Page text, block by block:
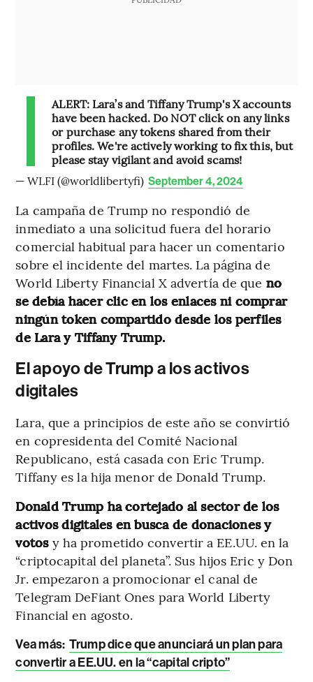
ALERT: Lara’s and Tiffany Trump's X accounts
have been hacked. Do NOT click on any links
or purchase any tokens shared from their
profiles. We're actively working to fix this, but
please stay vigilant and avoid scams!
— WLFI (@worldlibertyfi) September 4, 2024
La campaña de Trump no respondió de
inmediato a una solicitud fuera del horario
comercial habitual para hacer un comentario
sobre el incidente del martes. La página de
World Liberty Financial X advertía de que no
se debía hacer clic en los enlaces ni comprar
ningún token compartido desde los perfiles
de Lara y Tiffany Trump.
El apoyo de Trump a los activos
digitales
Lara, que a principios de este año se convirtió
en copresidenta del Comité Nacional
Republicano, está casada con Eric Trump.
Tiffany es la hija menor de Donald Trump.
Donald Trump ha cortejado al sector de los
activos digitales en busca de donaciones y
votosy ha prometido convertir a EE.UU. en la
“criptocapital del planeta”. Sus hijos Eric y Don
Jr. empezaron a promocionar el canal de
Telegram DeFiant Ones para World Liberty
Financial en agosto.
Vea más: Trump dice que anunciará un plan para
convertir a EE.UU. en la “capital cripto”